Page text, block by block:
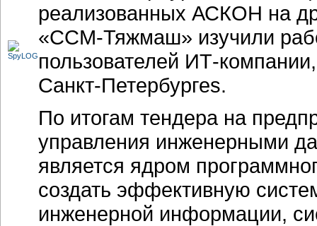
реализованных АСКОН на
«ССМ-Тяжмаш» изучили
пользователей ИТ-компании
Санкт-Петербургеs.
По итогам тендера на
управления инженерными
является ядром
создать эффективную
инженерной информации,